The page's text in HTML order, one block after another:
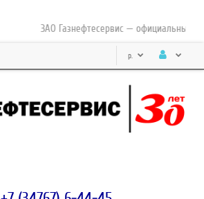
ЗАО Газнефтесервис — официальный
р.